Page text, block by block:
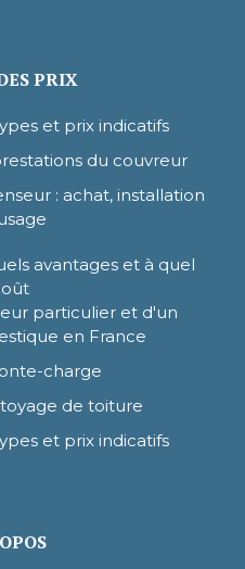
PRIX
et prix indicatifs
du couvreur
: achat, installation
avantages et à quel
particulier et d'un
en France
charge
de toiture
et prix indicatifs